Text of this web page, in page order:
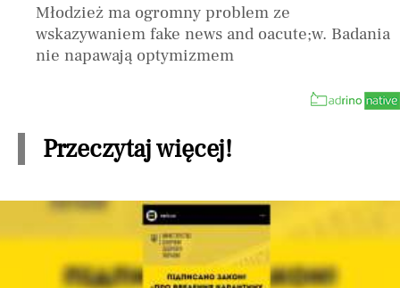
Młodzież ma ogromny problem ze
wskazywaniem fake news and oacute;w. Badania
nie napawają optymizmem
Przeczytaj więcej!